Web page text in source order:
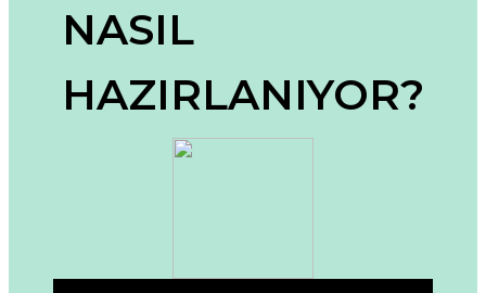
Ürün açıklamasında eksik bilgiler bulunuyor.
Ürün fiyatı diğer sitelerden daha pahalı.
Bu ürüne benzer farklı alternatifler olmalı.
NASIL
HAZIRLANIYOR?